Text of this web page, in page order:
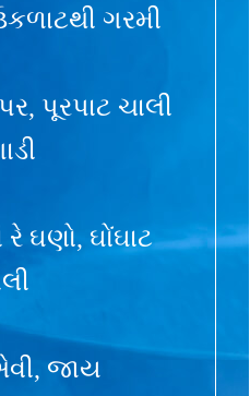
ગરમી
પૂરપાટ ચાલી
ઘણો, ઘોંઘાટ
જાય